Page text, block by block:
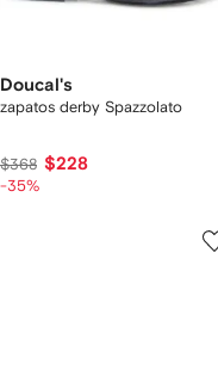
Doucal's
zapatos derby Spazzolato
$368 $228
-35%